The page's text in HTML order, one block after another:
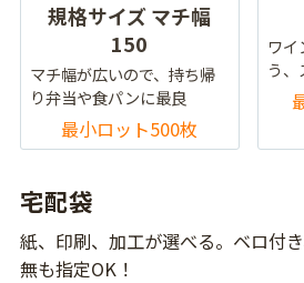
規格サイズ マチ幅
150
マチ幅が広いので、持ち帰
り弁当や食パンに最良
最小ロット500枚
ワ
う
宅配袋
紙、印刷、加工が選べる。ベロ付
無も指定OK！